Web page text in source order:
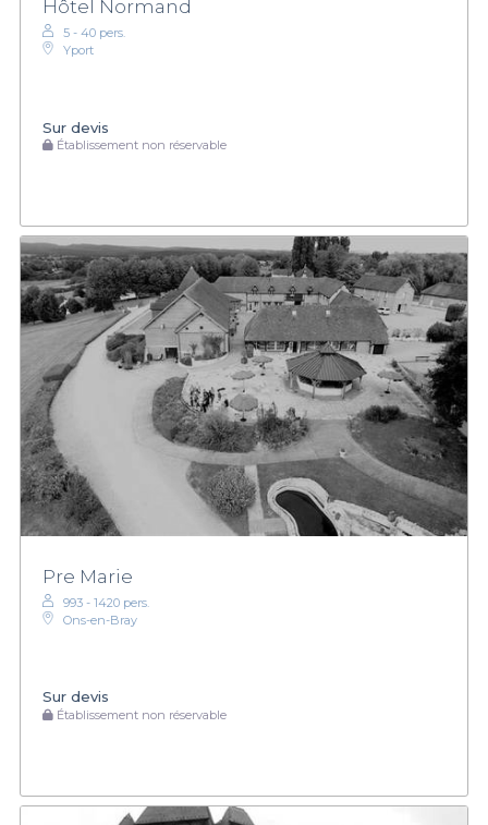
Hôtel Normand
5 - 40 pers.
Yport
Sur devis
Établissement non réservable
Pre Marie
993 - 1420 pers.
Ons-en-Bray
Sur devis
Établissement non réservable